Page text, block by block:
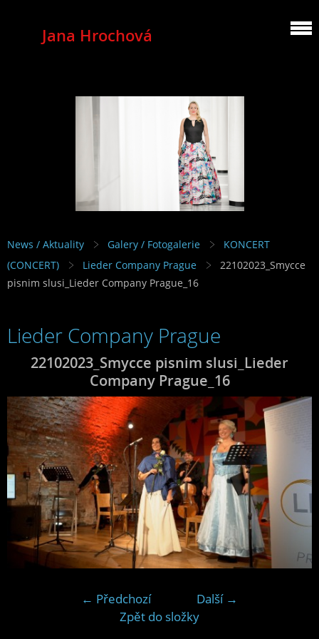
Jana Hrochová
MEZZOSOPRANO
News / Aktuality Galery / Fotogalerie
KONCERT
(CONCERT)
Lieder Company Prague
22102023_Smycce
pisnim slusi_Lieder Company Prague_16
Lieder Company Prague
22102023_Smycce pisnim slusi_Lieder
Company Prague_16
← Předchozí
Další →
Zpět do složky